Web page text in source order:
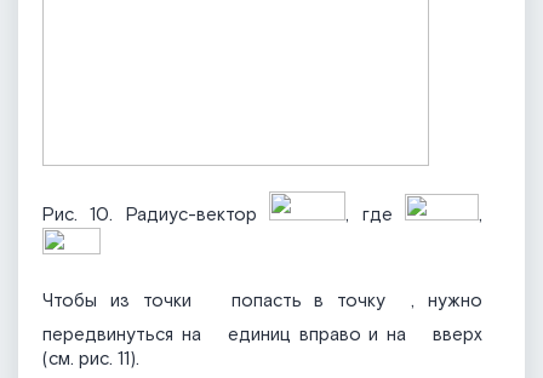
Рис. 10. Радиус-вектор , где ,
Чтобы из точки попасть в точку
, нужно
передвинуться на
единиц вправо и на
вверх
(см. рис. 11).